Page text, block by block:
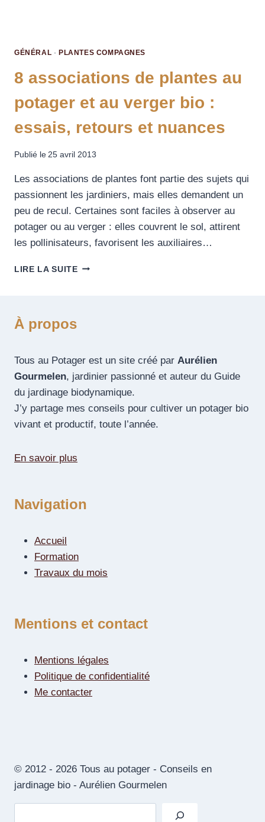
GÉNÉRAL · PLANTES COMPAGNES
8 associations de plantes au
potager et au verger bio :
essais, retours et nuances
Publié le 25 avril 2013
Les associations de plantes font partie des sujets qui
passionnent les jardiniers, mais elles demandent un
peu de recul. Certaines sont faciles à observer au
potager ou au verger : elles couvrent le sol, attirent
les pollinisateurs, favorisent les auxiliaires…
LIRE LA SUITE
À propos
Tous au Potager est un site créé par Aurélien
Gourmelen, jardinier passionné et auteur du Guide
du jardinage biodynamique.
J’y partage mes conseils pour cultiver un potager bio
vivant et productif, toute l’année.
En savoir plus
Navigation
Accueil
Formation
Travaux du mois
Mentions et contact
Mentions légales
Politique de confidentialité
Me contacter
© 2012 - 2026 Tous au potager - Conseils en
jardinage bio - Aurélien Gourmelen